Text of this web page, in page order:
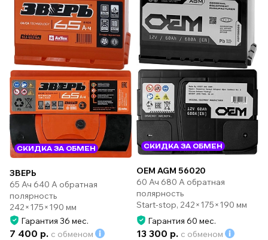
СКИДКА ЗА ОБМЕН
ЗВЕРЬ
65 Ач 640 А обратная
полярность
242×175×190 мм
Гарантия 36 мес.
7 400 р. с обменом
СКИДКА ЗА ОБМЕН
OEM AGM 56020
60 Ач 680 А обратная
полярность
Start-stop, 242×175×190 мм
Гарантия 60 мес.
13 300 р. с обменом